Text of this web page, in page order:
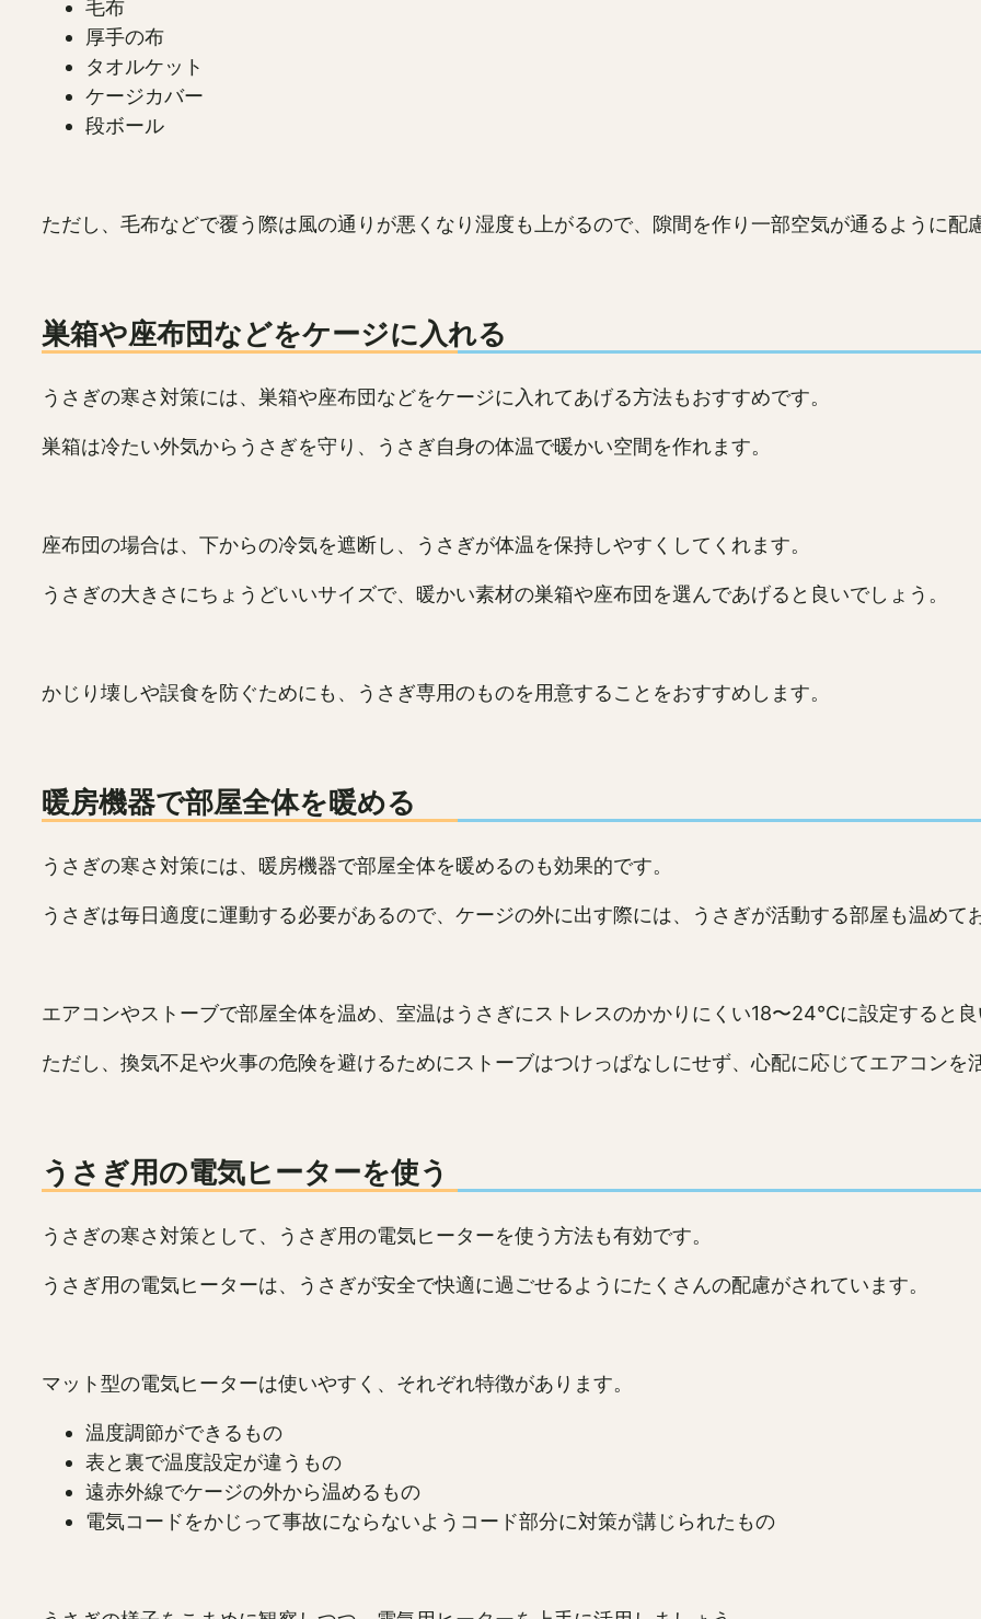
毛布
厚手の布
タオルケット
ケージカバー
段ボール
ただし、毛布などで覆う際は風の通りが悪くなり湿度も上がるので、隙間を作り一部空気が通るように配
巣箱や座布団などをケージに入れる
うさぎの寒さ対策には、巣箱や座布団などをケージに入れてあげる方法もおすすめです。
巣箱は冷たい外気からうさぎを守り、うさぎ自身の体温で暖かい空間を作れます。
座布団の場合は、下からの冷気を遮断し、うさぎが体温を保持しやすくしてくれます。
うさぎの大きさにちょうどいいサイズで、暖かい素材の巣箱や座布団を選んであげると良いでしょう。
かじり壊しや誤食を防ぐためにも、うさぎ専用のものを用意することをおすすめします。
暖房機器で部屋全体を暖める
うさぎの寒さ対策には、暖房機器で部屋全体を暖めるのも効果的です。
うさぎは毎日適度に運動する必要があるので、ケージの外に出す際には、うさぎが活動する部屋も温めて
エアコンやストーブで部屋全体を温め、室温はうさぎにストレスのかかりにくい18〜24℃に設定すると良
ただし、換気不足や火事の危険を避けるためにストーブはつけっぱなしにせず、心配に応じてエアコンを
うさぎ用の電気ヒーターを使う
うさぎの寒さ対策として、うさぎ用の電気ヒーターを使う方法も有効です。
うさぎ用の電気ヒーターは、うさぎが安全で快適に過ごせるようにたくさんの配慮がされています。
マット型の電気ヒーターは使いやすく、それぞれ特徴があります。
温度調節ができるもの
表と裏で温度設定が違うもの
遠赤外線でケージの外から温めるもの
電気コードをかじって事故にならないようコード部分に対策が講じられたもの